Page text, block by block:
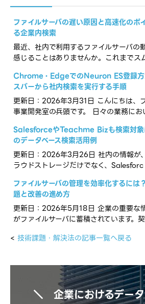
ファイルサーバの遅い原因と高速化のポ
る企業内検索
最近、社内で利用するファイルサーバの
感じることはありませんか。これまで
Chrome・EdgeでのNeuron ES登録方
スバーから社内検索を実行する手順
更新日：2026年3月31日 こんにちは、
事業開発室の兵頭です。 日々の業務に
SalesforceやTeachme Bizも検索対
のデータベース検索活用例
更新日：2026年3月26日 社内の情報が
ラウドストレージだけでなく、
ファイルサーバの管理を効率化するには
題と改善の進め方
更新日：2026年5月18日 企業の重要な
がファイルサーバに蓄積されています
< 技術課題・解決法の記事一覧へ戻る
＼ 企業におけるデー